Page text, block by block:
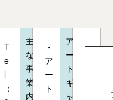
T
e
l
：
主
な
事
業
内
・
ア
ー
ト
ア
ー
ト
ギ
ャ